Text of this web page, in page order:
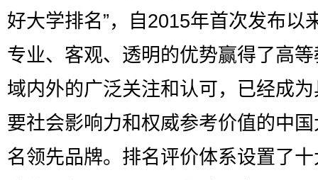
好大学排名”，自2015年首次发布以
专业、客观、透明的优势赢得了高
域内外的广泛关注和认可，已经成
要社会影响力和权威参考价值的中
名领先品牌。排名评价体系设置了